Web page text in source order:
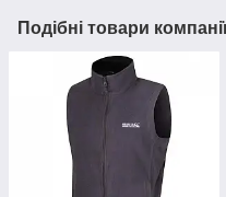
Подібні товари